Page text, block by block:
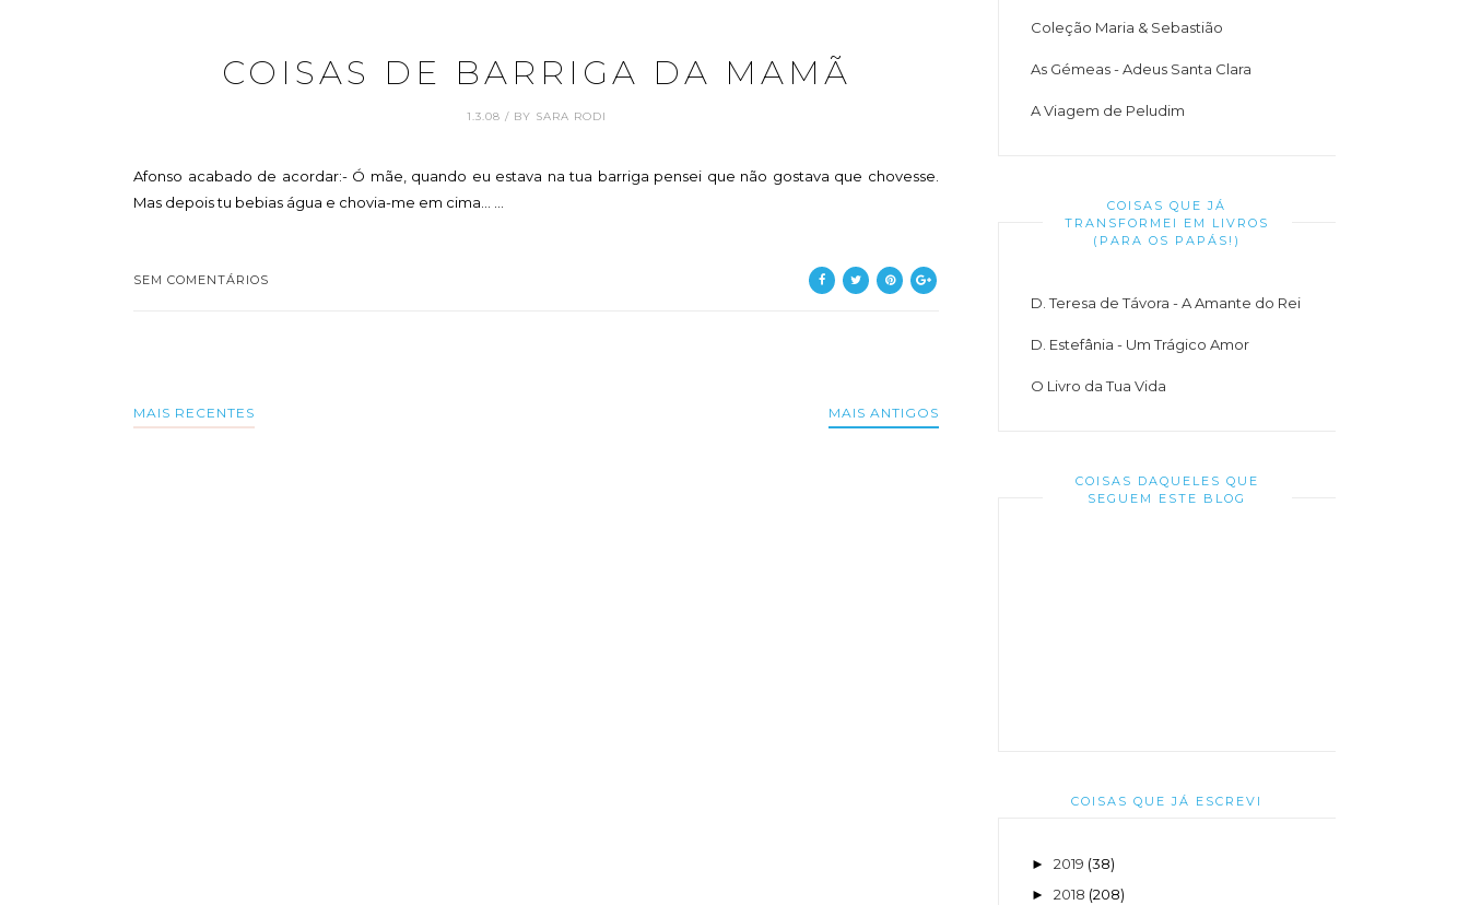
COISAS DE BARRIGA DA MAMÃ
1.3.08 / BY SARA RODI
Afonso acabado de acordar:- Ó mãe, quando eu estava na tua barriga pensei que não gostava que chovesse.
Mas depois tu bebias água e chovia-me em cima... ...
SEM COMENTÁRIOS
MAIS RECENTES MAIS ANTIGOS
Coleção Maria & Sebastião
As Gémeas - Adeus Santa Clara
A Viagem de Peludim
COISAS QUE JÁ
TRANSFORMEI EM LIVROS
(PARA OS PAPÁS!)
D. Teresa de Távora - A Amante do Rei
D. Estefânia - Um Trágico Amor
O Livro da Tua Vida
COISAS DAQUELES QUE
SEGUEM ESTE BLOG
COISAS QUE JÁ ESCREVI
► 2019 (38)
► 2018 (208)